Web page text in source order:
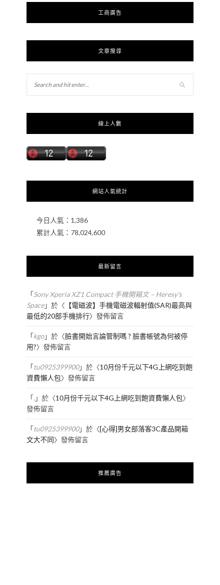
工商廣告
文章搜尋
線上人數
網站人氣統計
今日人氣： 1,386
累計人氣： 78,024,600
最新留言
「Sony Xperia XZ1 Compact 手機開箱文 – Heresy's
Space」於〈 【電磁波】手機電磁波輻射值(SAR)最高與
最低的20部手機排行〉發佈留言
「kgo」於〈臉書開始言論管制嗎 ? 臉書帳號為何被停
用?〉發佈留言
「tu0925399900」於〈10月份千元以下4G上網吃到飽
資費懶人包〉發佈留言
「.」於〈10月份千元以下4G上網吃到飽資費懶人包〉
發佈留言
「tu0925399900」於〈[心得]男女部落客3C產品開箱
文大不同〉發佈留言
推薦廣告